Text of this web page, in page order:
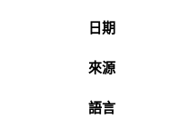
日期
來源
語言